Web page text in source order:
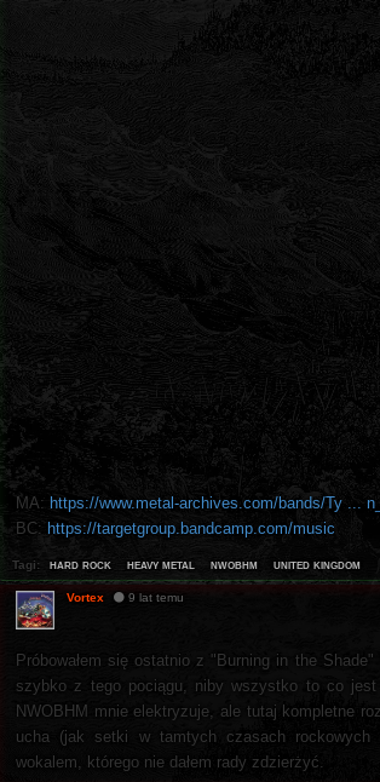
MA: https://www.metal-archives.com/bands/Ty ...
BC: https://targetgroup.bandcamp.com/music
Tagi: hard rock heavy metal nwobhm united kingdom
Vortex 9 lat temu
Próbowałem się ostatnio z "Burning in the Shade"
szybko z tego pociągu, niby wszystko to co jest
NWOBHM mnie elektryzuje, ale tutaj kompletne
ucha (jak setki w tamtych czasach
wokalem, którego nie dałem rady zdzierżyć.